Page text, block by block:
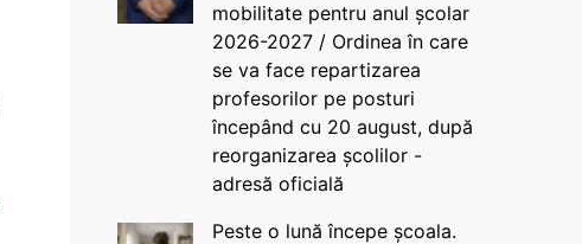
mobilitate pentru anul școlar
2026-2027 / Ordinea în care
se va face repartizarea
profesorilor pe posturi
începând cu 20 august, după
reorganizarea școlilor -
adresă oficială
Peste o lună începe școala.